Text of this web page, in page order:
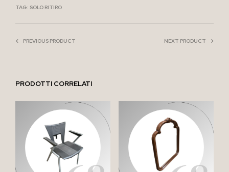
TAG: SOLO RITIRO
PREVIOUS PRODUCT NEXT PRODUCT
PRODOTTI CORRELATI